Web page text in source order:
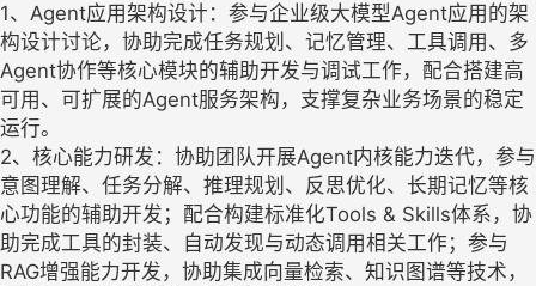
1、Agent应用架构设计：参与企业级大模型Agent应用的架
构设计讨论，协助完成任务规划、记忆管理、工具调用、多
Agent协作等核心模块的辅助开发与调试工作，配合搭建高
可用、可扩展的Agent服务架构，支撑复杂业务场景的稳定
运行。
2、核心能力研发：协助团队开展Agent内核能力迭代，参与
意图理解、任务分解、推理规划、反思优化、长期记忆等核
心功能的辅助开发；配合构建标准化Tools & Skills体系，协
助完成工具的封装、自动发现与动态调用相关工作；参与
RAG增强能力开发，协助集成向量检索、知识图谱等技术，